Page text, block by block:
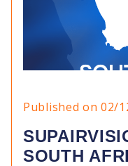
Published on 02/
SOUTH